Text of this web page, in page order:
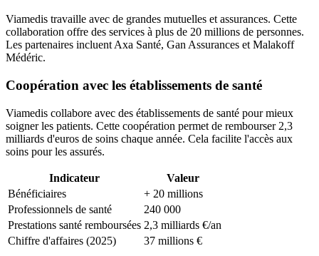
Viamedis travaille avec de grandes mutuelles et assurances. Cette
collaboration offre des services à plus de 20 millions de personnes.
Les partenaires incluent Axa Santé, Gan Assurances et Malakoff
Médéric.
Coopération avec les établissements de santé
Viamedis collabore avec des établissements de santé pour mieux
soigner les patients. Cette coopération permet de rembourser 2,3
milliards d'euros de soins chaque année. Cela facilite l'accès aux
soins pour les assurés.
Indicateur
Valeur
Bénéficiaires
+ 20 millions
Professionnels de santé
240 000
Prestations santé remboursées 2,3 milliards €/an
Chiffre d'affaires (2025)
37 millions €